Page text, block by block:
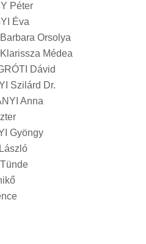
Péter
Éva
Orsolya
Médea
Dávid
Szilárd Dr.
Anna
Gyöngy